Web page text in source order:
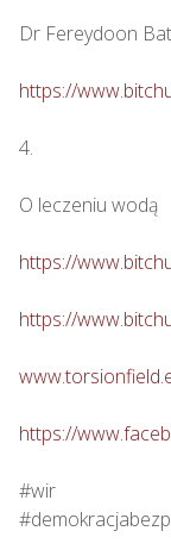
Dr Fereydoon
https://
4.
O leczeniu wodą
https://
https://
https://
#wir